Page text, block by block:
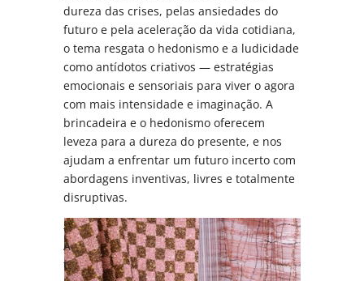
dureza das crises, pelas ansiedades do
futuro e pela aceleração da vida cotidiana,
o tema resgata o hedonismo e a ludicidade
como antídotos criativos — estratégias
emocionais e sensoriais para viver o agora
com mais intensidade e imaginação. A
brincadeira e o hedonismo oferecem
leveza para a dureza do presente, e nos
ajudam a enfrentar um futuro incerto com
abordagens inventivas, livres e totalmente
disruptivas.
A
t